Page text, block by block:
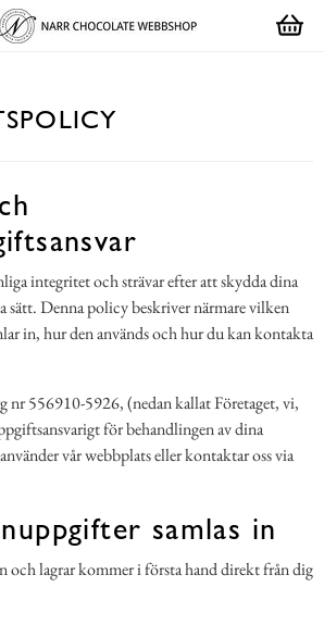
integritet och strävar efter att skydda dina
sätt. Denna policy beskriver närmare vilken
in, hur den används och hur du kan kontakta
nr 556910-5926, (nedan kallat Företaget, vi,
för behandlingen av dina
vår webbplats eller kontaktar oss via
samlas in
och lagrar kommer i första hand direkt från dig